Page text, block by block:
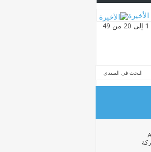
الأخيرة
البحث في المنتدى